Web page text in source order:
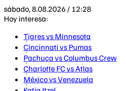
sábado, 8.08.2026 / 12:28
Hoy interesa:
Tigres vs Minnesota
Cincinnati vs Pumas
Pachuca vs Columbus Crew
Charlotte FC vs Atlas
México vs Venezuela